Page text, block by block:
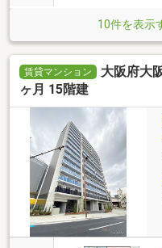
10件を表示
賃貸マンション
大阪府大
ヶ月 15階建